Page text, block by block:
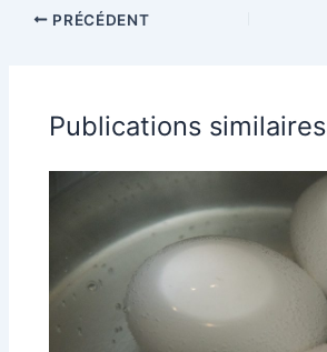
traditionnelle
PRÉCÉDENT
Publications similaires